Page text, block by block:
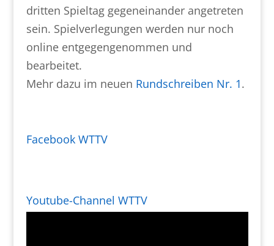
dritten Spieltag gegeneinander angetreten
sein. Spielverlegungen werden nur noch
online entgegengenommen und
bearbeitet.
Mehr dazu im neuen Rundschreiben Nr. 1.
Facebook WTTV
Youtube-Channel WTTV